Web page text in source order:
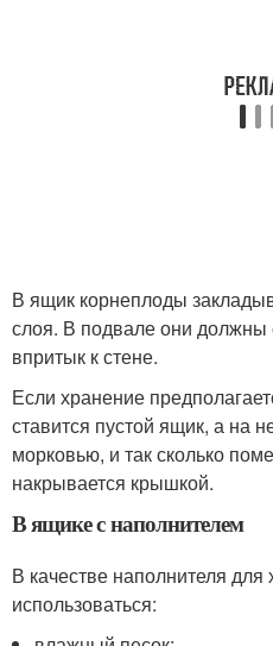
В ящик корнеплоды
слоя. В подвале они должны
впритык к стене.
Если хранение
ставится пустой ящик, а на
морковью, и так сколько
накрывается крышкой.
В ящике с наполнителем
В качестве наполнителя
использоваться: